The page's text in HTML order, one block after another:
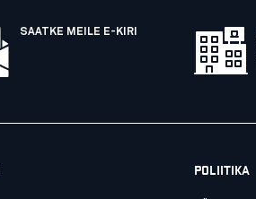
SAATKE MEILE E-KIRI
POLIITIKA